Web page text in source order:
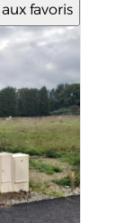
favoris